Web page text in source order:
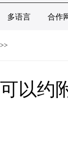
多语言 合作
>>
可以约